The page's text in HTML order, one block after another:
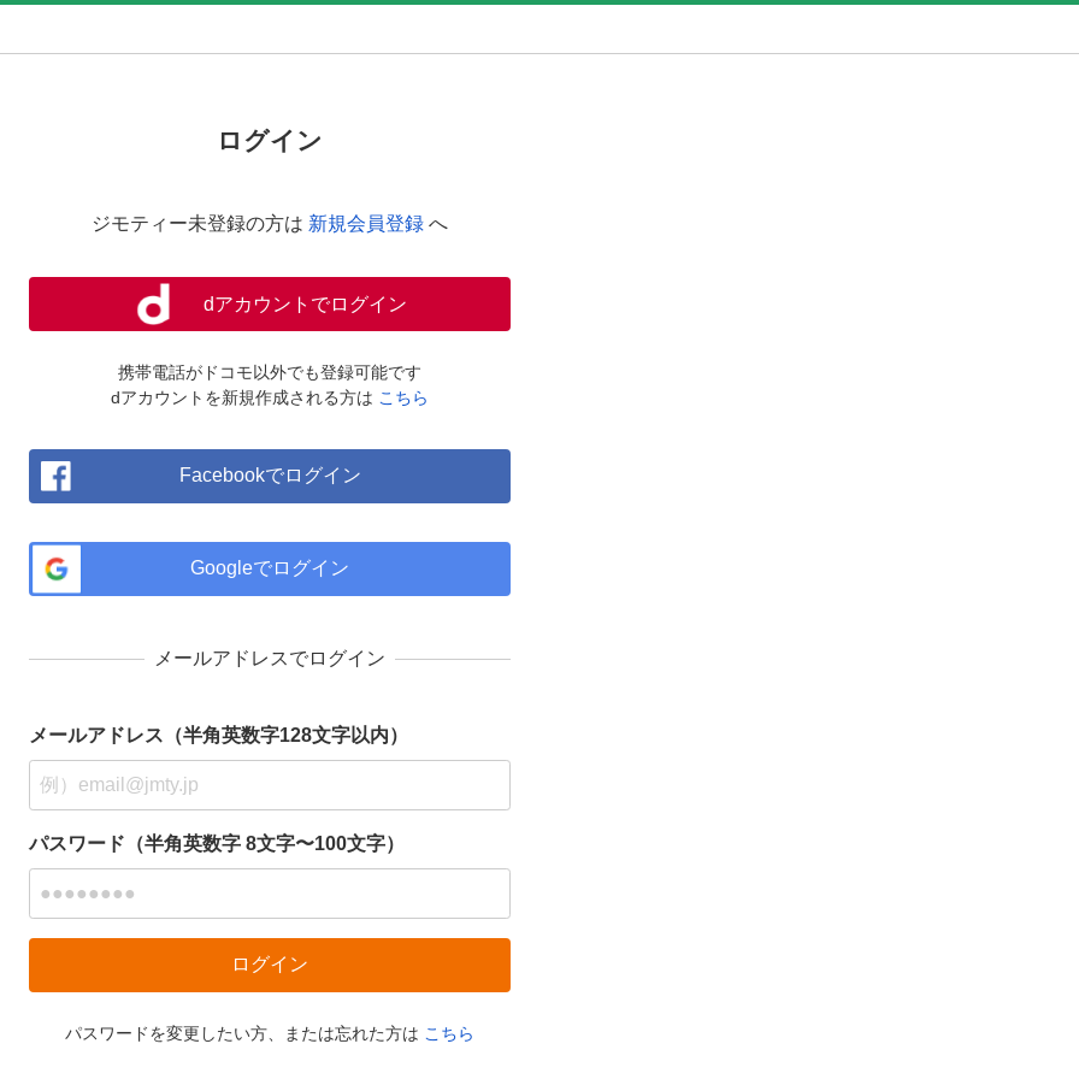
ログイン
ジモティー未登録の方は 新規会員登録 へ
dアカウントでログイン
携帯電話がドコモ以外でも登録可能です
dアカウントを新規作成される方は こちら
Facebookでログイン
Googleでログイン
メールアドレスでログイン
メールアドレス（半角英数字128文字以内）
パスワード（半角英数字 8文字〜100文字）
パスワードを変更したい方、または忘れた方は こちら